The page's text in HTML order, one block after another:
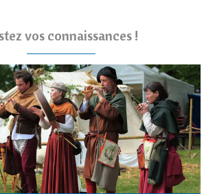
vos connaissances !